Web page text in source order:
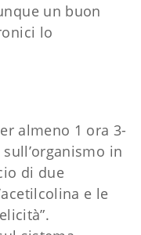
un buon
lo
almeno 1 ora 3-
in
di due
e le